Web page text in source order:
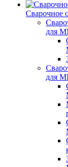
Сварочное
для
для